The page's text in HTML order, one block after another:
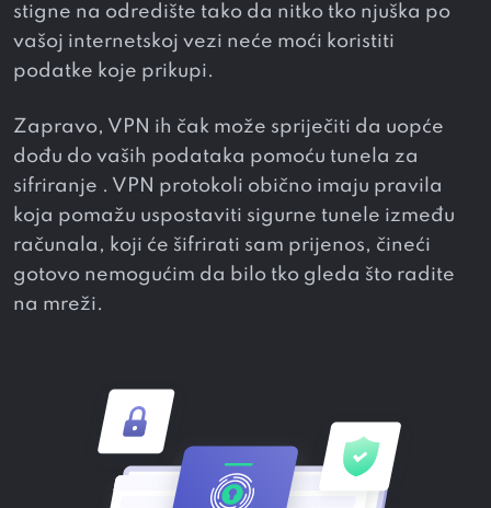
stigne na odredište tako da nitko tko njuška po
vašoj internetskoj vezi neće moći koristiti
podatke koje prikupi.
Zapravo, VPN ih čak može spriječiti da uopće
dođu do vaših podataka pomoću tunela za
sifriranje . VPN protokoli obično imaju pravila
koja pomažu uspostaviti sigurne tunele između
računala, koji će šifrirati sam prijenos, čineći
gotovo nemogućim da bilo tko gleda što radite
na mreži.